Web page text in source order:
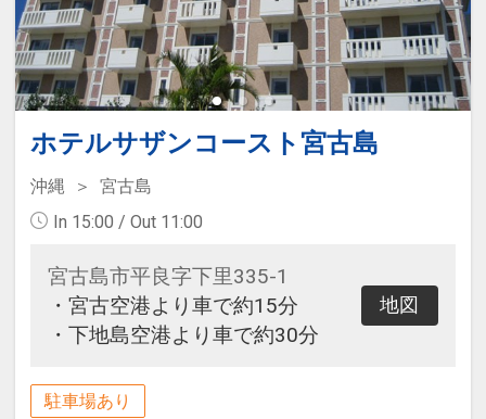
ホテルサザンコースト宮古島
沖縄
宮古島
In 15:00 / Out 11:00
宮古島市平良字下里335-1
・宮古空港より車で約15分
・下地島空港より車で約30分
地図
駐車場あり